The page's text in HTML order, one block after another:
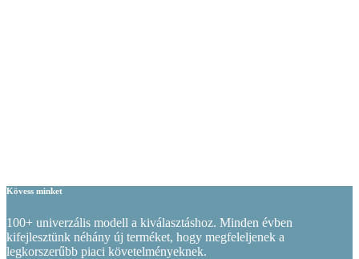
Kövess minket
100+ univerzális modell a kiválasztáshoz. Minden évben
kifejlesztünk néhány új terméket, hogy megfeleljenek a
legkorszerűbb piaci követelményeknek.